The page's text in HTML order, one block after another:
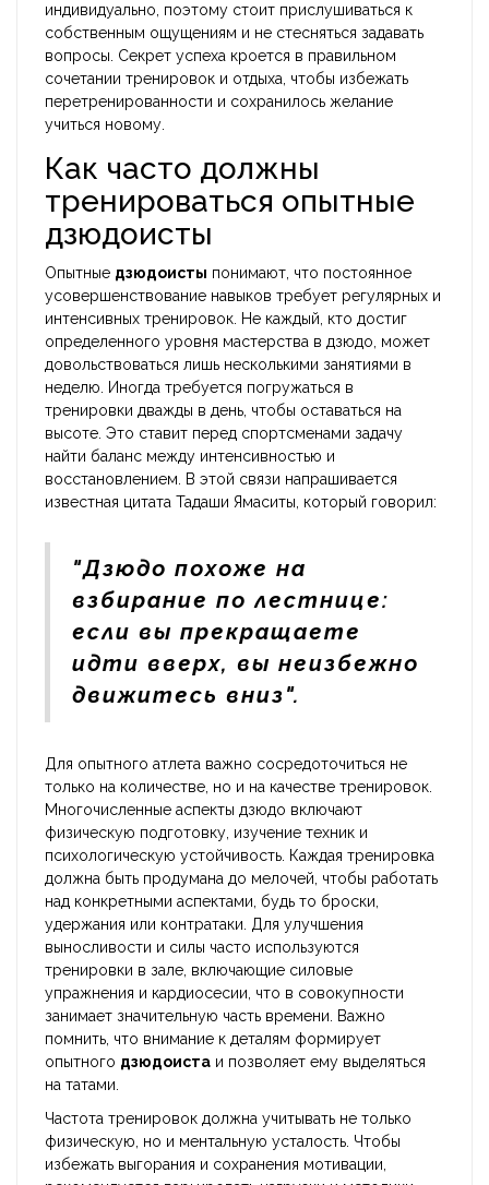
индивидуально, поэтому стоит прислушиваться к
собственным ощущениям и не стесняться задавать
вопросы. Секрет успеха кроется в правильном
сочетании тренировок и отдыха, чтобы избежать
перетренированности и сохранилось желание
учиться новому.
Как часто должны
тренироваться опытные
дзюдоисты
Опытные дзюдоисты понимают, что постоянное
усовершенствование навыков требует регулярных и
интенсивных тренировок. Не каждый, кто достиг
определенного уровня мастерства в дзюдо, может
довольствоваться лишь несколькими занятиями в
неделю. Иногда требуется погружаться в
тренировки дважды в день, чтобы оставаться на
высоте. Это ставит перед спортсменами задачу
найти баланс между интенсивностью и
восстановлением. В этой связи напрашивается
известная цитата Тадаши Ямаситы, который говорил:
"Дзюдо похоже на
взбирание по лестнице:
если вы прекращаете
идти вверх, вы неизбежно
движитесь вниз".
Для опытного атлета важно сосредоточиться не
только на количестве, но и на качестве тренировок.
Многочисленные аспекты дзюдо включают
физическую подготовку, изучение техник и
психологическую устойчивость. Каждая тренировка
должна быть продумана до мелочей, чтобы работать
над конкретными аспектами, будь то броски,
удержания или контратаки. Для улучшения
выносливости и силы часто используются
тренировки в зале, включающие силовые
упражнения и кардиосесии, что в совокупности
занимает значительную часть времени. Важно
помнить, что внимание к деталям формирует
опытного дзюдоиста и позволяет ему выделяться
на татами.
Частота тренировок должна учитывать не только
физическую, но и ментальную усталость. Чтобы
избежать выгорания и сохранения мотивации,